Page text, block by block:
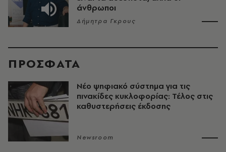
άνθρωποι
Δήμητρα Γκρους
ΠΡΟΣΦΑΤΑ
Νέο ψηφιακό σύστημα για τις
πινακίδες κυκλοφορίας: Τέλος στις
καθυστερήσεις έκδοσης
Newsroom